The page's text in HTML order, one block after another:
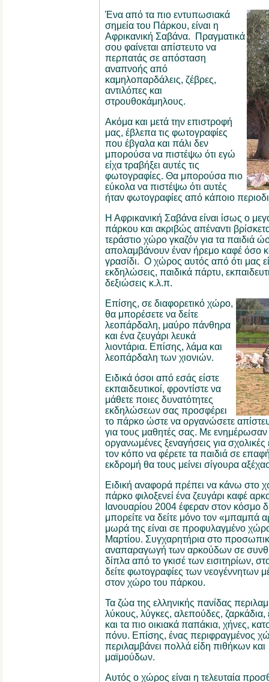
Ένα από τα πιο εντυπωσιακά
σημεία του Πάρκου, είναι η
Αφρικανική Σαβάνα.
Πραγματικά
σου φαίνεται απίστευτο να
περπατάς σε απόσταση
αναπνοής από
καμηλοπαρδάλεις, ζέβρες,
αντιλόπες και
στρουθοκάμηλους.
Ακόμα και μετά την επιστροφή
μας, έβλεπα τις φωτογραφίες
που έβγαλα και πάλι δεν
μπορούσα να πιστέψω ότι εγώ
είχα τραβήξει αυτές τις
φωτογραφίες. Θα μπορούσα πιο
εύκολα να πιστέψω ότι αυτές
ήταν φωτογραφίες από κάποιο
Η Αφρικανική Σαβάνα είναι ίσως ο
πάρκου και ακριβώς απέναντι
τεράστιο χώρο γκαζόν για τα παιδιά
απολαμβάνουν έναν ήρεμο καφέ όσο
γρασίδι. Ο χώρος αυτός από ότι μας
εκδηλώσεις, παιδικά πάρτυ,
δεξιώσεις κ.λ.π.
Επίσης, σε διαφορετικό χώρο,
θα μπορέσετε να δείτε
λεοπάρδαλη, μαύρο πάνθηρα
και ένα ζευγάρι λευκά
λιοντάρια. Επίσης, λάμα και
λεοπάρδαλη των χιονιών.
Ειδικά όσοι από εσάς είστε
εκπαιδευτικοί, φροντίστε να
μάθετε ποιες δυνατότητες
εκδηλώσεων σας προσφέρει
το πάρκο ώστε να οργανώσετε
για τους μαθητές σας. Με ενημέρωσαν
οργανωμένες ξεναγήσεις για σχολικές
τον κόπο να φέρετε τα παιδιά σε
εκδρομή θα τους μείνει σίγουρα
Ειδική αναφορά πρέπει να κάνω στο
πάρκο φιλοξενεί ένα ζευγάρι καφέ
Ιανουαρίου 2004 έφεραν στον κόσμο
μπορείτε να δείτε μόνο τον «μπαμπά
μωρά της είναι σε προφυλαγμένο χώρο
Μαρτίου. Συγχαρητήρια στο
αναπαραγωγή των αρκούδων σε
δίπλα από το γκισέ των εισιτηρίων,
δείτε φωτογραφίες των νεογέννητων
στον χώρο του πάρκου.
Τα ζώα της ελληνικής πανίδας
λύκους, λύγκες, αλεπούδες, ζαρκάδια,
και τα πιο οικιακά παπάκια, χήνες,
πόνυ. Επίσης, ένας περιφραγμένος
περιλαμβάνει πολλά είδη πιθήκων και
μαϊμούδων.
Αυτός ο χώρος είναι η τελευταία